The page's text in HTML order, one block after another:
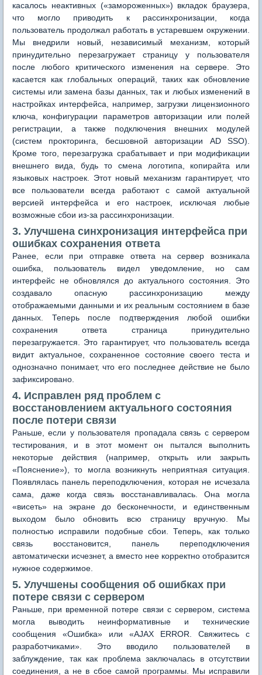
касалось неактивных («замороженных») вкладок браузера,
что могло приводить к рассинхронизации, когда
пользователь продолжал работать в устаревшем окружении.
Мы внедрили новый, независимый механизм, который
принудительно перезагружает страницу у пользователя
после любого критического изменения на сервере. Это
касается как глобальных операций, таких как обновление
системы или замена базы данных, так и любых изменений в
настройках интерфейса, например, загрузки лицензионного
ключа, конфигурации параметров авторизации или полей
регистрации, а также подключения внешних модулей
(систем прокторинга, бесшовной авторизации AD SSO).
Кроме того, перезагрузка срабатывает и при модификации
внешнего вида, будь то смена логотипа, копирайта или
языковых настроек. Этот новый механизм гарантирует, что
все пользователи всегда работают с самой актуальной
версией интерфейса и его настроек, исключая любые
возможные сбои из-за рассинхронизации.
3. Улучшена синхронизация интерфейса при
ошибках сохранения ответа
Ранее, если при отправке ответа на сервер возникала
ошибка, пользователь видел уведомление, но сам
интерфейс не обновлялся до актуального состояния. Это
создавало опасную рассинхронизацию между
отображаемыми данными и их реальным состоянием в базе
данных. Теперь после подтверждения любой ошибки
сохранения ответа страница принудительно
перезагружается. Это гарантирует, что пользователь всегда
видит актуальное, сохраненное состояние своего теста и
однозначно понимает, что его последнее действие не было
зафиксировано.
4. Исправлен ряд проблем с
восстановлением актуального состояния
после потери связи
Раньше, если у пользователя пропадала связь с сервером
тестирования, и в этот момент он пытался выполнить
некоторые действия (например, открыть или закрыть
«Пояснение»), то могла возникнуть неприятная ситуация.
Появлялась панель переподключения, которая не исчезала
сама, даже когда связь восстанавливалась. Она могла
«висеть» на экране до бесконечности, и единственным
выходом было обновить всю страницу вручную. Мы
полностью исправили подобные сбои. Теперь, как только
связь восстановится, панель переподключения
автоматически исчезнет, а вместо нее корректно отобразится
нужное содержимое.
5. Улучшены сообщения об ошибках при
потере связи с сервером
Раньше, при временной потере связи с сервером, система
могла выводить неинформативные и технические
сообщения «Ошибка» или «AJAX ERROR. Свяжитесь с
разработчиками». Это вводило пользователей в
заблуждение, так как проблема заключалась в отсутствии
соединения, а не в сбое самой программы. Мы исправили